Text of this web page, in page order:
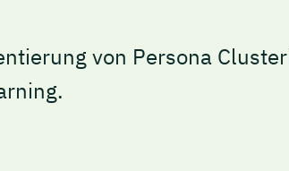
von Persona